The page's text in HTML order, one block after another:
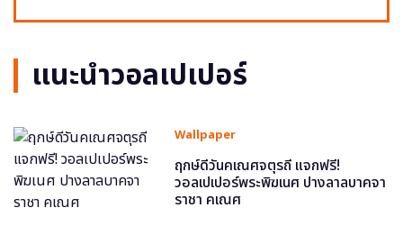
แนะนำวอลเปเปอร์
Wallpaper
ฤกษ์ดีวันคเณศจตุรถี แจกฟรี!
วอลเปเปอร์พระพิฆเนศ ปางลาลบาคจา
ราชา คเณศ